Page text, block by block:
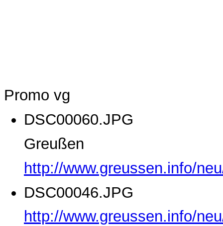
Promo vg
DSC00060.JPG
Greußen
http://www.greussen.info/
DSC00046.JPG
http://www.greussen.info/